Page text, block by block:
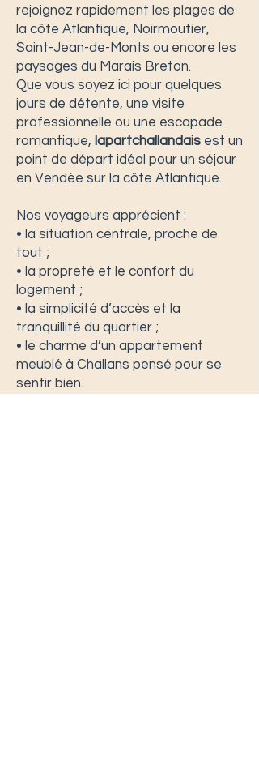
rejoignez rapidement les plages de
la côte Atlantique, Noirmoutier,
Saint-Jean-de-Monts ou encore les
paysages du Marais Breton.
Que vous soyez ici pour quelques
jours de détente, une visite
professionnelle ou une escapade
romantique, lapartchallandais est un
point de départ idéal pour un séjour
en Vendée sur la côte Atlantique.
Nos voyageurs apprécient :
• la situation centrale, proche de
tout ;
• la propreté et le confort du
logement ;
• la simplicité d’accès et la
tranquillité du quartier ;
• le charme d’un appartement
meublé à Challans pensé pour se
sentir bien.